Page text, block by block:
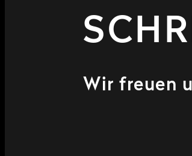
Wir freuen